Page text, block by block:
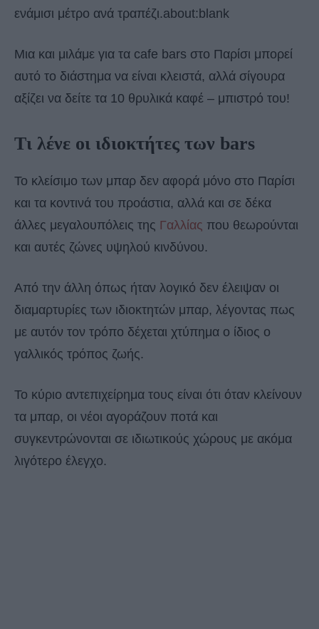
ενάμισι μέτρο ανά τραπέζι.about:blank
Μια και μιλάμε για τα cafe bars στο Παρίσι μπορεί
αυτό το διάστημα να είναι κλειστά, αλλά σίγουρα
αξίζει να δείτε τα 10 θρυλικά καφέ – μπιστρό του!
Τι λένε οι ιδιοκτήτες των bars
Το κλείσιμο των μπαρ δεν αφορά μόνο στο Παρίσι
και τα κοντινά του προάστια, αλλά και σε δέκα
άλλες μεγαλουπόλεις της Γαλλίας που θεωρούνται
και αυτές ζώνες υψηλού κινδύνου.
Από την άλλη όπως ήταν λογικό δεν έλειψαν οι
διαμαρτυρίες των ιδιοκτητών μπαρ, λέγοντας πως
με αυτόν τον τρόπο δέχεται χτύπημα ο ίδιος ο
γαλλικός τρόπος ζωής.
Το κύριο αντεπιχείρημα τους είναι ότι όταν κλείνουν
τα μπαρ, οι νέοι αγοράζουν ποτά και
συγκεντρώνονται σε ιδιωτικούς χώρους με ακόμα
λιγότερο έλεγχο.